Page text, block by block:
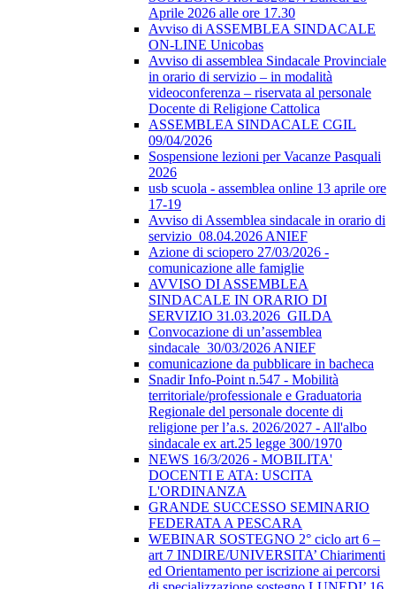
Aprile 2026 alle ore 17.30
Avviso di ASSEMBLEA SINDACALE
ON-LINE Unicobas
Avviso di assemblea Sindacale Provinciale
in orario di servizio – in modalità
videoconferenza – riservata al personale
Docente di Religione Cattolica
ASSEMBLEA SINDACALE CGIL
09/04/2026
Sospensione lezioni per Vacanze Pasquali
2026
usb scuola - assemblea online 13 aprile ore
17-19
Avviso di Assemblea sindacale in orario di
servizio_08.04.2026 ANIEF
Azione di sciopero 27/03/2026 -
comunicazione alle famiglie
AVVISO DI ASSEMBLEA
SINDACALE IN ORARIO DI
SERVIZIO 31.03.2026_GILDA
Convocazione di un’assemblea
sindacale_30/03/2026 ANIEF
comunicazione da pubblicare in bacheca
Snadir Info-Point n.547 - Mobilità
territoriale/professionale e Graduatoria
Regionale del personale docente di
religione per l’a.s. 2026/2027 - All'albo
sindacale ex art.25 legge 300/1970
NEWS 16/3/2026 - MOBILITA'
DOCENTI E ATA: USCITA
L'ORDINANZA
GRANDE SUCCESSO SEMINARIO
FEDERATA A PESCARA
WEBINAR SOSTEGNO 2° ciclo art 6 –
art 7 INDIRE/UNIVERSITA’ Chiarimenti
ed Orientamento per iscrizione ai percorsi